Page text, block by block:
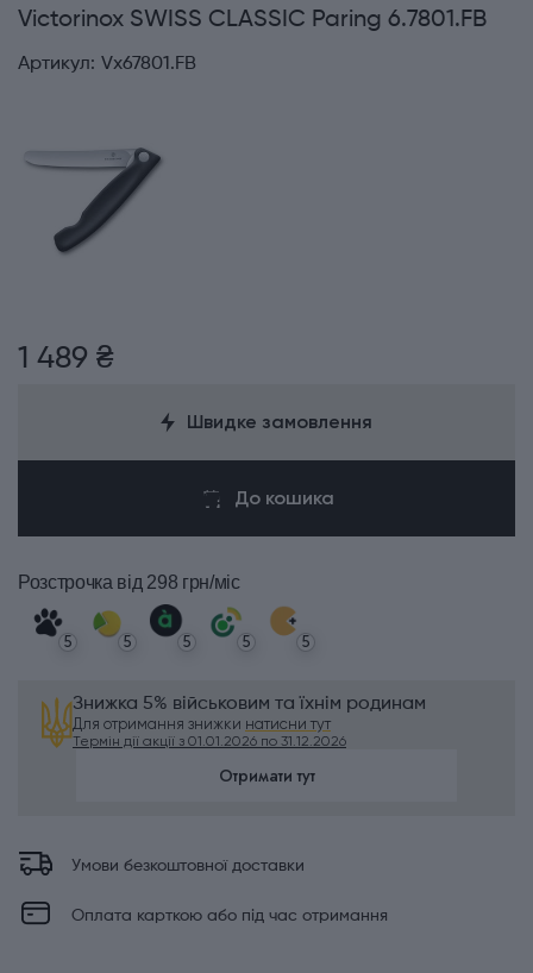
Victorinox SWISS CLASSIC Paring 6.7801.FB
Артикул: Vx67801.FB
1 489 ₴
Швидке замовлення
До кошика
Розстрочка від 298 грн/міс
5 5 5 5 5
Знижка 5% військовим та їхнім родинам
Для отримання знижки натисни тут
Термін дії акції з 01.01.2026 по 31.12.2026
Отримати тут
Умови безкоштовної доставки
Оплата карткою або під час отримання